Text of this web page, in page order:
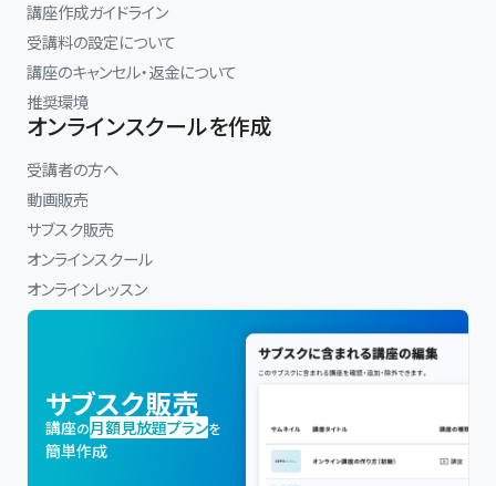
講座作成ガイドライン
受講料の設定について
講座のキャンセル・返金について
推奨環境
オンラインスクールを作成
受講者の方へ
動画販売
サブスク販売
オンラインスクール
オンラインレッスン
サブスク販売
講座の月額見放題プランを
簡単作成